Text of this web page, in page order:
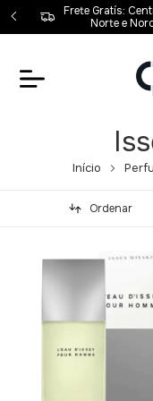
-
Frete Gratís:
Norte e
Início
Ordenar